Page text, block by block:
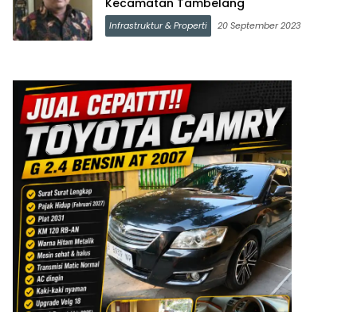
Infrastruktur & Properti 20 September 2023